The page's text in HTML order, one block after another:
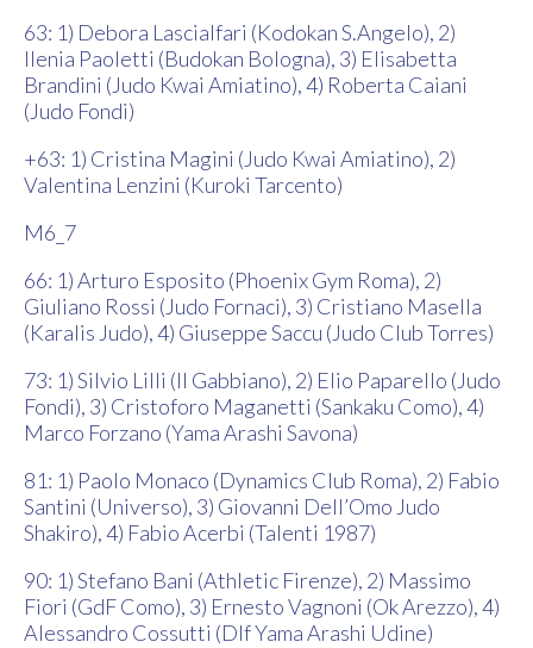
63: 1) Debora Lascialfari (Kodokan S.Angelo), 2)
Ilenia Paoletti (Budokan Bologna), 3) Elisabetta
Brandini (Judo Kwai Amiatino), 4) Roberta Caiani
(Judo Fondi)
+63: 1) Cristina Magini (Judo Kwai Amiatino), 2)
Valentina Lenzini (Kuroki Tarcento)
M6_7
66: 1) Arturo Esposito (Phoenix Gym Roma), 2)
Giuliano Rossi (Judo Fornaci), 3) Cristiano Masella
(Karalis Judo), 4) Giuseppe Saccu (Judo Club Torres)
73: 1) Silvio Lilli (Il Gabbiano), 2) Elio Paparello (Judo
Fondi), 3) Cristoforo Maganetti (Sankaku Como), 4)
Marco Forzano (Yama Arashi Savona)
81: 1) Paolo Monaco (Dynamics Club Roma), 2) Fabio
Santini (Universo), 3) Giovanni Dell’Omo Judo
Shakiro), 4) Fabio Acerbi (Talenti 1987)
90: 1) Stefano Bani (Athletic Firenze), 2) Massimo
Fiori (GdF Como), 3) Ernesto Vagnoni (Ok Arezzo), 4)
Alessandro Cossutti (Dlf Yama Arashi Udine)